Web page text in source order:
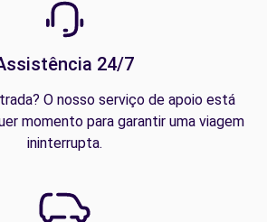
24/7
O nosso serviço de apoio está
momento para garantir uma viagem
ininterrupta.